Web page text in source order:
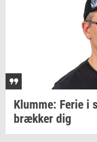
Klum­me: Ferie i
bræk­ker dig